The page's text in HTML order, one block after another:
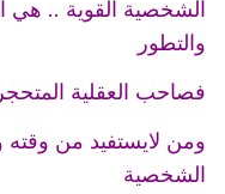
الشخصية القوية .. هي
والتطور
فصاحب العقلية
ومن لايستفيد من وقته
الشخصية